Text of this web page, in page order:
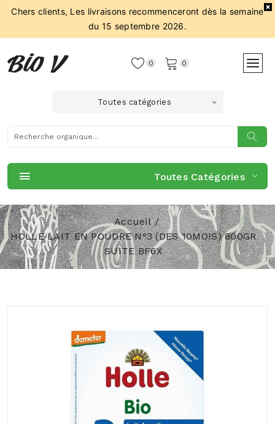
Chers clients, Les livraisons recommenceront dès la semaine
du 15 septembre 2026.
0 0
Toutes catégories
Toutes Catégories
Accueil
HOLLE LAIT EN POUDRE N°3 (DES 10MOIS) 800GR
SUITE BF6X